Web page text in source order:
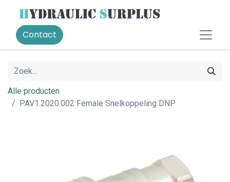
Contact
Alle producten
PAV1.2020.002 Female Snelkoppeling DNP